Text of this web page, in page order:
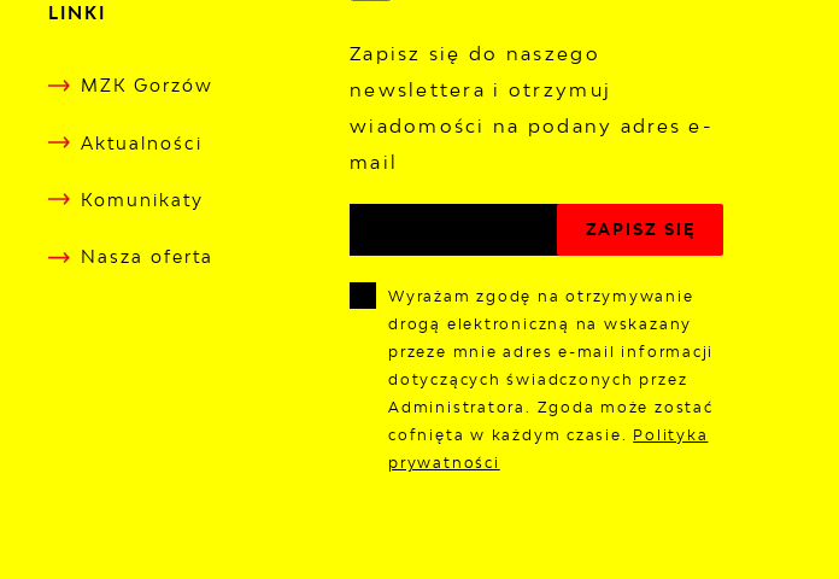
LINKI
MZK Gorzów
Aktualności
Komunikaty
Nasza oferta
Zapisz się do naszego
newslettera i otrzymuj
wiadomości na podany adres e-
mail
Wyrażam zgodę na otrzymywanie
drogą elektroniczną na wskazany
przeze mnie adres e-mail informacji
dotyczących świadczonych przez
Administratora. Zgoda może zostać
cofnięta w każdym czasie. Polityka
prywatności